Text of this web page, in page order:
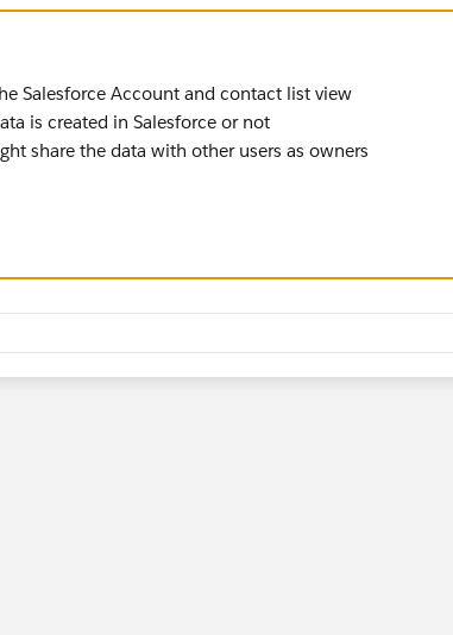
Salesforce Account and contact list view
is created in Salesforce or not
share the data with other users as owners